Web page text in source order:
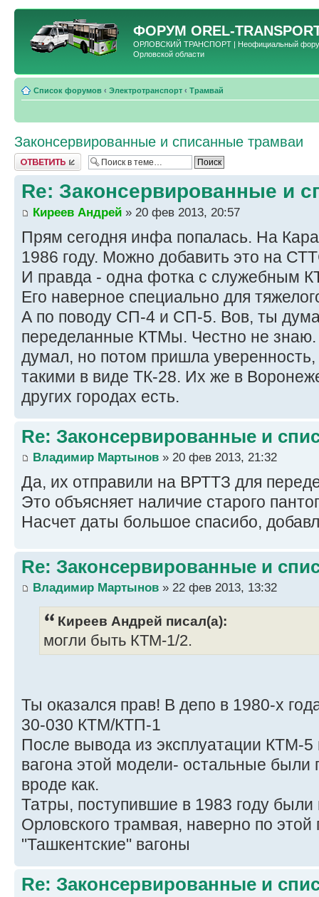
ФОРУМ OREL-
ОРЛОВСКИЙ ТРАНСПОРТ | Неофициальный форум
Орловской области
Список форумов ‹ Электротранспорт ‹ Трамвай
Законсервированные и списанные трамваи
Ответить
Re: Законсервированные и
Киреев Андрей » 20 фев 2013, 20:57
Прям сегодня инфа попалась. На
1986 году. Можно добавить это на
И правда - одна фотка с служебным
Его наверное специально для
А по поводу СП-4 и СП-5. Вов, ты
переделанные КТМы. Честно не знаю.
думал, но потом пришла уверенность,
такими в виде ТК-28. Их же в
других городах есть.
Re: Законсервированные и
Владимир Мартынов » 20 фев 2013, 21:32
Да, их отправили на ВРТТЗ для
Это объясняет наличие старого
Насчет даты большое спасибо,
Re: Законсервированные и
Владимир Мартынов » 22 фев 2013, 13:32
Киреев Андрей писал(а):
могли быть КТМ-1/2.
Ты оказался прав! В депо в 1980-х
30-030 КТМ/КТП-1
После вывода из эксплуатации КТМ-5
вагона этой модели- остальные были
вроде как.
Татры, поступившие в 1983 году
Орловского трамвая, наверно по
"Ташкентские" вагоны
Re: Законсервированные и